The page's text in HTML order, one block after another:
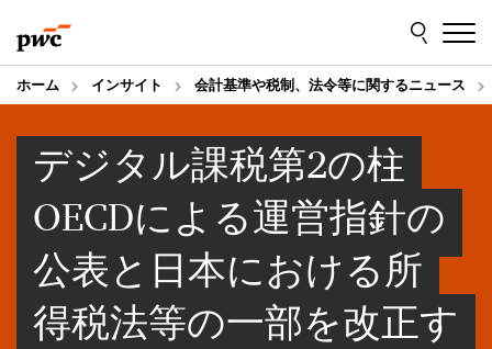
to
content
to
footer
ホーム インサイト 会計基準や税制、法令等に関するニュース
デジタル課税第2の柱
OECDによる運営指針の
公表と日本における所
得税法等の一部を改正す